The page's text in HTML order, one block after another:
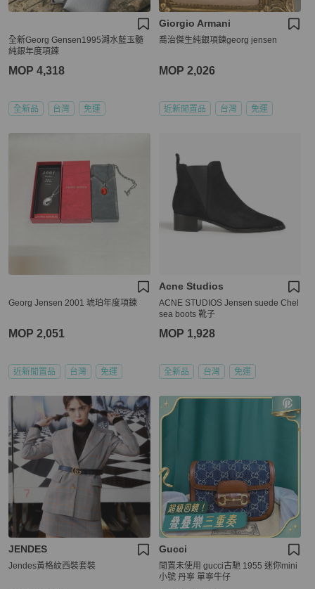
全新Georg Gensen1995湖水藍玉髓
純銀年度項鍊
MOP 4,318
全新品 台灣 免運
Giorgio Armani
喬治傑生純銀項鍊georg jensen
MOP 2,026
近新閒置品 台灣 免運
Georg Jensen 2001 琥珀年度項鍊
MOP 2,051
近新閒置品 台灣 免運
Acne Studios
ACNE STUDIOS Jensen suede Chel
sea boots 靴子
MOP 1,928
全新品 台灣 免運
JENDES
Jendes黃格紋西裝套裝
Gucci
閒置未使用 gucci古馳 1955 迷你mini
小號 丹寧 單寧牛仔